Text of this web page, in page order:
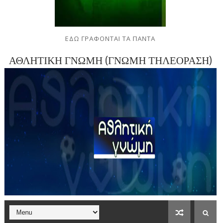
ΕΔΩ ΓΡΑΦΟΝΤΑΙ ΤΑ ΠΑΝΤΑ
ΑΘΛΗΤΙΚΗ ΓΝΩΜΗ (ΓΝΩΜΗ ΤΗΛΕΟΡΑΣΗ)